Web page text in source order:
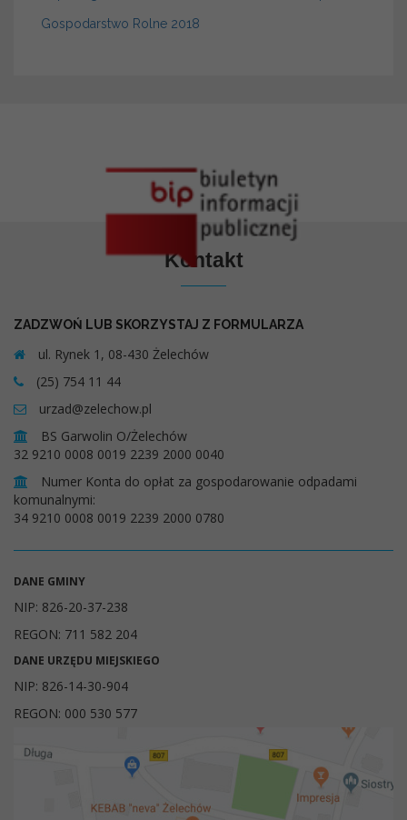
Gospodarstwo Rolne 2018
Kontakt
ZADZWOŃ LUB SKORZYSTAJ Z FORMULARZA
ul. Rynek 1, 08-430 Żelechów
(25) 754 11 44
urzad@zelechow.pl
BS Garwolin O/Żelechów
32 9210 0008 0019 2239 2000 0040
Numer Konta do opłat za gospodarowanie odpadami
komunalnymi:
34 9210 0008 0019 2239 2000 0780
DANE GMINY
NIP: 826-20-37-238
REGON: 711 582 204
DANE URZĘDU MIEJSKIEGO
NIP: 826-14-30-904
REGON: 000 530 577